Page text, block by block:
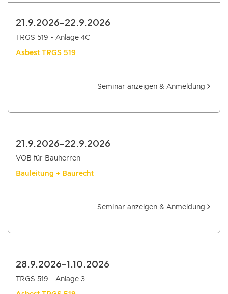
21.9.2026-22.9.2026
TRGS 519 - Anlage 4C
Asbest TRGS 519
Seminar anzeigen & Anmeldung
21.9.2026-22.9.2026
VOB für Bauherren
Bauleitung + Baurecht
Seminar anzeigen & Anmeldung
28.9.2026-1.10.2026
TRGS 519 - Anlage 3